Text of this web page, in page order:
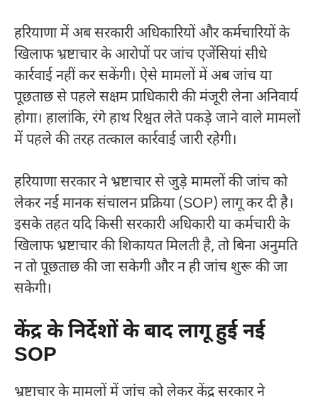
हरियाणा में अब सरकारी अधिकारियों और कर्मचारियों के
खिलाफ भ्रष्टाचार के आरोपों पर जांच एजेंसियां सीधे
कार्रवाई नहीं कर सकेंगी। ऐसे मामलों में अब जांच या
पूछताछ से पहले सक्षम प्राधिकारी की मंजूरी लेना अनिवार्य
होगा। हालांकि, रंगे हाथ रिश्वत लेते पकड़े जाने वाले मामलों
में पहले की तरह तत्काल कार्रवाई जारी रहेगी।
हरियाणा सरकार ने भ्रष्टाचार से जुड़े मामलों की जांच को
लेकर नई मानक संचालन प्रक्रिया (SOP) लागू कर दी है।
इसके तहत यदि किसी सरकारी अधिकारी या कर्मचारी के
खिलाफ भ्रष्टाचार की शिकायत मिलती है, तो बिना अनुमति
न तो पूछताछ की जा सकेगी और न ही जांच शुरू की जा
सकेगी।
केंद्र के निर्देशों के बाद लागू हुई नई
SOP
भ्रष्टाचार के मामलों में जांच को लेकर केंद्र सरकार ने